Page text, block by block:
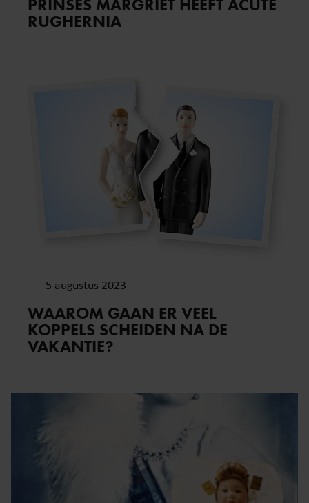
PRINSES MARGRIET HEEFT ACUTE
RUGHERNIA
5 augustus 2023
WAAROM GAAN ER VEEL
KOPPELS SCHEIDEN NA DE
VAKANTIE?